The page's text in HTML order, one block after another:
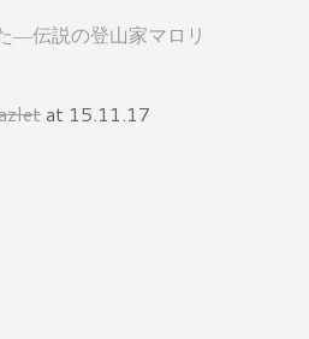
―伝説の登山家マロリ
at 15.11.17